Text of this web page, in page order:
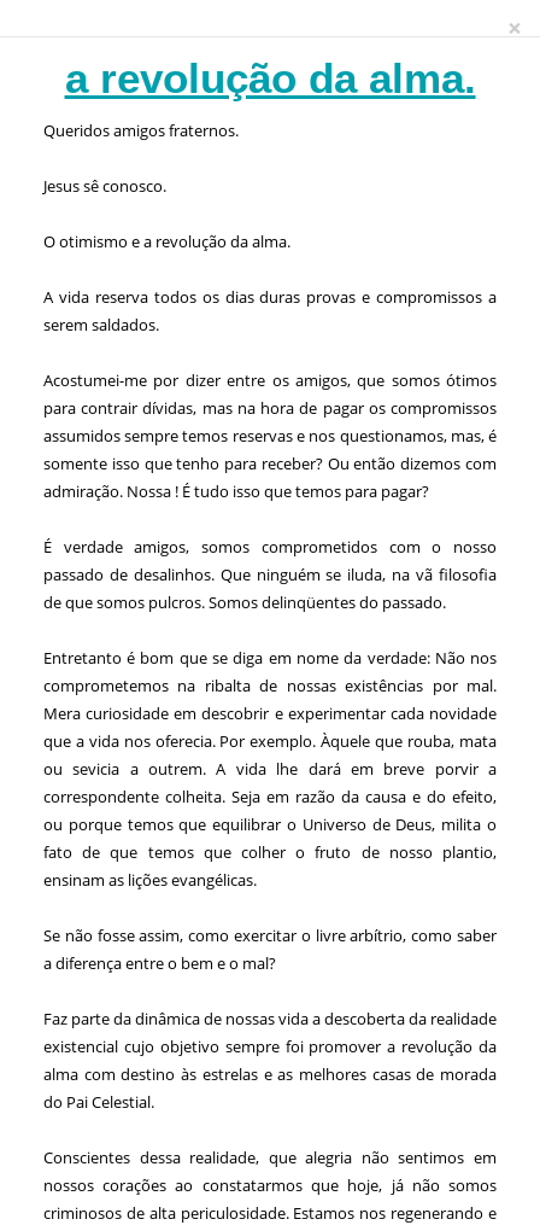
×
a revolução da alma.
Queridos amigos fraternos.
Jesus sê conosco.
O otimismo e a revolução da alma.
A vida reserva todos os dias duras provas e compromissos a
serem saldados.
Acostumei-me por dizer entre os amigos, que somos ótimos
para contrair dívidas, mas na hora de pagar os compromissos
assumidos sempre temos reservas e nos questionamos, mas, é
somente isso que tenho para receber? Ou então dizemos com
admiração. Nossa ! É tudo isso que temos para pagar?
É verdade amigos, somos comprometidos com o nosso
passado de desalinhos. Que ninguém se iluda, na vã filosofia
de que somos pulcros. Somos delinqüentes do passado.
Entretanto é bom que se diga em nome da verdade: Não nos
comprometemos na ribalta de nossas existências por mal.
Mera curiosidade em descobrir e experimentar cada novidade
que a vida nos oferecia. Por exemplo. Àquele que rouba, mata
ou sevicia a outrem. A vida lhe dará em breve porvir a
correspondente colheita. Seja em razão da causa e do efeito,
ou porque temos que equilibrar o Universo de Deus, milita o
fato de que temos que colher o fruto de nosso plantio,
ensinam as lições evangélicas.
Se não fosse assim, como exercitar o livre arbítrio, como saber
a diferença entre o bem e o mal?
Faz parte da dinâmica de nossas vida a descoberta da realidade
existencial cujo objetivo sempre foi promover a revolução da
alma com destino às estrelas e as melhores casas de morada
do Pai Celestial.
Conscientes dessa realidade, que alegria não sentimos em
nossos corações ao constatarmos que hoje, já não somos
criminosos de alta periculosidade. Estamos nos regenerando e